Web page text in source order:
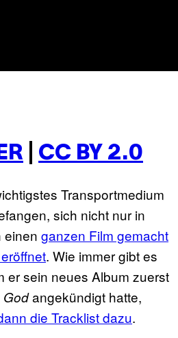
CC BY 2.0
Transportmedium
sich nicht nur in
einen ganzen Film gemacht
. Wie immer gibt es
er sein neues Album zuerst
Godangekündigt hatte,
die Tracklist dazu.